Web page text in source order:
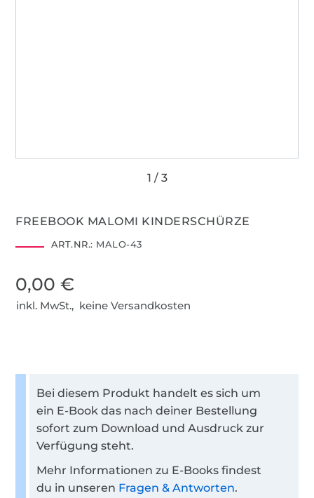
FREEBOOK MALOMI KINDERSCHÜRZE
ART.NR.: MALO-43
0,00 €
inkl. MwSt., keine Versandkosten
Bei diesem Produkt handelt es sich um
ein E-Book das nach deiner Bestellung
sofort zum Download und Ausdruck zur
Verfügung steht.
Mehr Informationen zu E-Books findest
du in unseren Fragen & Antworten.